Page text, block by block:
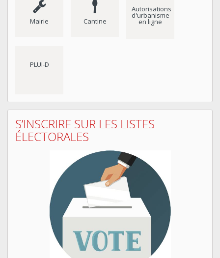
Mairie Cantine
Autorisations
d'urbanisme
en ligne
PLUI-D
S’INSCRIRE SUR LES LISTES
ÉLECTORALES